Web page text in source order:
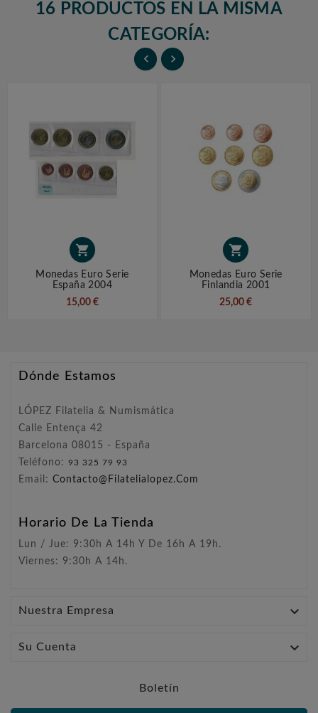
16 PRODUCTOS EN LA MISMA
CATEGORÍA:
 

Monedas Euro Serie
España 2004
15,00 €

Monedas Euro Serie
Finlandia 2001
25,00 €
Dónde Estamos
LÓPEZ Filatelia & Numismática
Calle Entença 42
Barcelona 08015 - España
Teléfono: 93 325 79 93
Email: Contacto@filatelialopez.com
Horario De La Tienda
Lun / Jue: 9:30h A 14h Y De 16h A 19h.
Viernes: 9:30h A 14h.
Nuestra Empresa 
Su Cuenta 
Boletín